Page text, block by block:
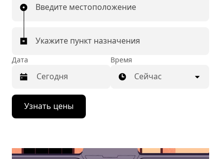
Введите местоположение
Укажите пункт назначения
Дата
Нажмите
стрелку
вниз,
календарю
Время
Сейчас
Узнать цены